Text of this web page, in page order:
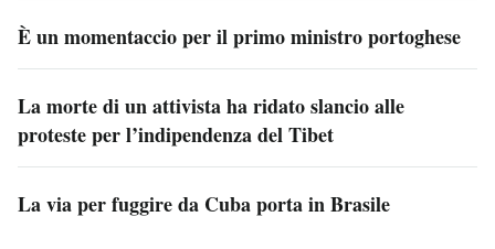
È un momentaccio per il primo ministro portoghese
La morte di un attivista ha ridato slancio alle
proteste per l’indipendenza del Tibet
La via per fuggire da Cuba porta in Brasile